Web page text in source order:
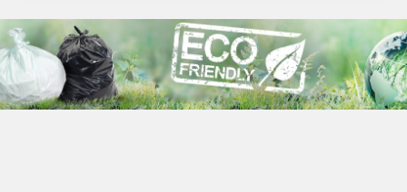
Используйте готовые решения от
лидеров отрасли.
WhitePack
8 (495) 204-18-49